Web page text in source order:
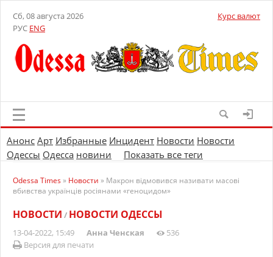
Сб, 08 августа 2026
РУС ENG
Курс валют
Анонс Арт Избранные Инцидент Новости Новости
Одессы Одесса новини Показать все теги
Odessa Times» Новости » Макрон відмовився називати масові
вбивства українців росіянами «геноцидом»
НОВОСТИ / НОВОСТИ ОДЕССЫ
13-04-2022, 15:49 Анна Ченская
536
Версия для печати